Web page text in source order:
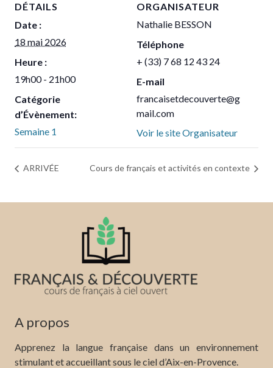
DÉTAILS
Date :
18 mai 2026
Heure :
19h00 - 21h00
Catégorie
d’Évènement:
Semaine 1
ORGANISATEUR
Nathalie BESSON
Téléphone
+ (33) 7 68 12 43 24
E-mail
francaisetdecouverte@g
mail.com
Voir le site Organisateur
ARRIVÉE Cours de français et activités en contexte
A propos
Apprenez la langue française dans un environnement
stimulant et accueillant sous le ciel d’Aix-en-Provence.